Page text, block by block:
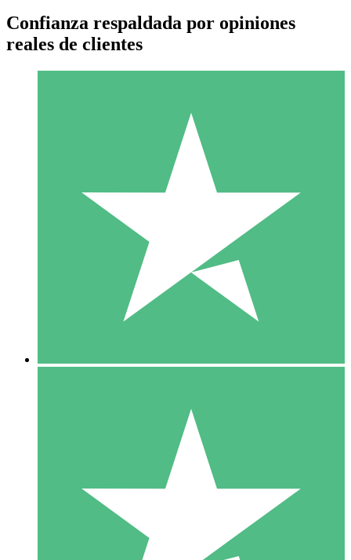
Paquetes de Créditos Individuales
Paga según el uso con créditos de descarga. Sin compromiso
10 00
10 Descargas
20 00
Confianza respaldada por opiniones
reales de clientes